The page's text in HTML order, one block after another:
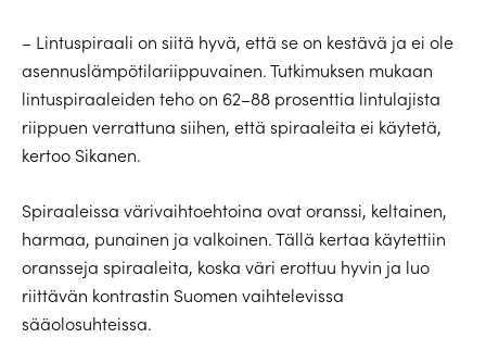
– Lintuspiraali on siitä hyvä, että se on kestävä ja ei ole
asennuslämpötilariippuvainen. Tutkimuksen mukaan
lintuspiraaleiden teho on 62–88 prosenttia lintulajista
riippuen verrattuna siihen, että spiraaleita ei käytetä,
kertoo Sikanen.
Spiraaleissa värivaihtoehtoina ovat oranssi, keltainen,
harmaa, punainen ja valkoinen. Tällä kertaa käytettiin
oransseja spiraaleita, koska väri erottuu hyvin ja luo
riittävän kontrastin Suomen vaihtelevissa
sääolosuhteissa.